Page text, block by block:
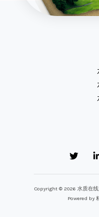
Copyright © 2026 水质在
Powered by